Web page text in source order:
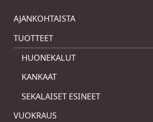
AJANKOHTAISTA
TUOTTEET
HUONEKALUT
KANKAAT
SEKALAISET ESINEET
VUOKRAUS